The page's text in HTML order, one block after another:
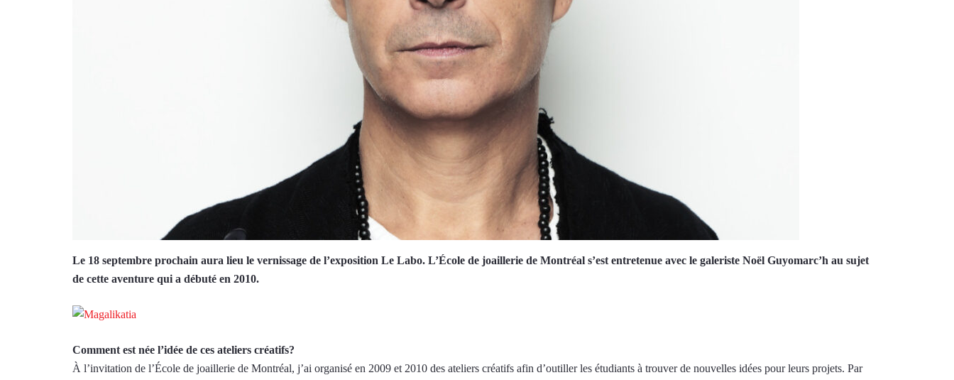
Le 18 septembre prochain aura lieu le vernissage de l’exposition Le Labo. L’École de joaillerie de Montréal s’est entretenue avec le galeriste Noël Guyomarc’h au sujet
de cette aventure qui a débuté en 2010.
Comment est née l’idée de ces ateliers créatifs?
À l’invitation de l’École de joaillerie de Montréal, j’ai organisé en 2009 et 2010 des ateliers créatifs afin d’outiller les étudiants à trouver de nouvelles idées pour leurs projets. Par